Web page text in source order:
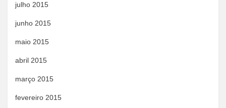
julho 2015
junho 2015
maio 2015
abril 2015
março 2015
fevereiro 2015